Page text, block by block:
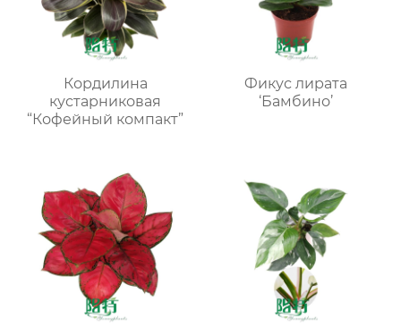
Кордилина
кустарниковая
“Кофейный компакт”
Фикус лирата
‘Бамбино’